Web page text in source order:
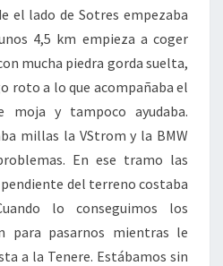
el lado de Sotres empezaba
4,5 km empieza a coger
mucha piedra gorda suelta,
roto a lo que acompañaba el
moja y tampoco ayudaba.
millas la VStrom y la BMW
En ese tramo las
del terreno costaba
lo conseguimos los
para pasarnos mientras le
a la Tenere. Estábamos sin